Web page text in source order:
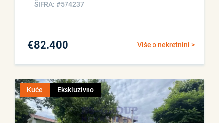
ŠIFRA: #574237
Više o nekretnini >
€82.400
Kuće Ekskluzivno